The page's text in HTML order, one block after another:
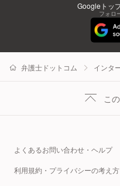
Googleトッ
フォロ
弁護士ドットコム インタ
こ
よくあるお問い合わせ・ヘルプ
利用規約・プライバシーの考え方